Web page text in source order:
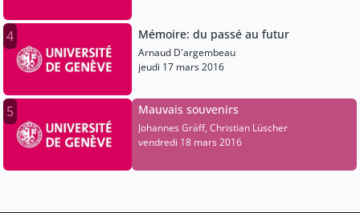
4 Mémoire: du passé au futur
Arnaud D'argembeau
jeudi 17 mars 2016
5 Mauvais souvenirs
Johannes Gräff, Christian Lüscher
vendredi 18 mars 2016